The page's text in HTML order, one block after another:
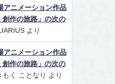
アニメーション作品
作の旅路」の次の
より
アニメーション作品
作の旅路」の次の
もく ことなり より